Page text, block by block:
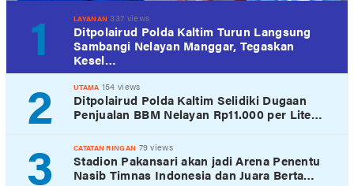
1 LAYANAN 337 views
Ditpolairud Polda Kaltim Turun Langsung
Sambangi Nelayan Manggar, Tegaskan
Kesel…
2 UTAMA 154 views
Ditpolairud Polda Kaltim Selidiki Dugaan
Penjualan BBM Nelayan Rp11.000 per Lite…
3 CATATAN RINGAN 79 views
Stadion Pakansari akan jadi Arena Penentu
Nasib Timnas Indonesia dan Juara Berta…